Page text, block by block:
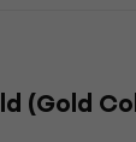
(Gold